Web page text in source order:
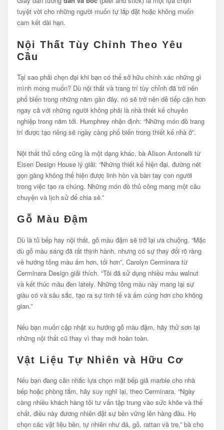
tuyệt vời cho những người muốn tự lắp đặt hoặc không muốn
cam kết dài hạn.
Nội Thất Tùy Chỉnh Theo Yêu
Cầu
Tại sao phải chọn đại khi bạn có thể sở hữu chính xác những gì
mình mong muốn? Dù nội thất và trang trí tùy chỉnh đã trở nên
phổ biến trong những năm gần đây, nó sẽ trở nên dễ tiếp cận hơn
ngay cả với những người không phải là nhà thiết kế chuyên
nghiệp trong năm tới. Humphrey nhận định: “Những món đồ trang
trí được tạo riêng sẽ ngày càng phổ biến trong thiết kế nhà ở”.
Nội thất thủ công cũng là một dạng khác, bà Alison Antonelli từ
Eisen Design House lý giải: “Những thiết kế hiện đại, đường nét
gọn gàng không thể hiện được linh hồn và bàn tay con người
trong việc tạo ra chúng. Những món đồ thủ công mang một câu
chuyện và lịch sử để chia sẻ.”
Gỗ Màu Đậm
Dù là tủ bếp hay nội thất, gỗ màu đậm sẽ trở lại ưa chuộng. “Mặc
dù gỗ màu sáng đã rất thịnh hành, nhưng có sự thay đổi rõ ràng
về hướng tông màu ấm hơn, tối hơn”, Carolyn Cerminara từ
Cerminara Design giải thích. “Tôi đã sử dụng nhiều màu walnut
và kết thúc màu đen lately. Những tông màu này mang lại sự
giàu có và sâu sắc, tạo ra sự tinh tế và ấm cúng hơn cho không
gian.”
Nếu bạn muốn cập nhật xu hướng gỗ màu đậm, hãy thử sơn lại
những nội thất cũ thay vì thay mới hoàn toàn.
Vật Liệu Tự Nhiên và Hữu Cơ
Nếu bạn đang cân nhắc lựa chọn mặt bếp giả marble cho nhà
bếp hoặc phòng tắm, hãy suy nghĩ lại, theo Cerminara. “Ngày
càng nhiều khách hàng tôi tư vấn tập trung vào sức khỏe và thể
chất, điều này đương nhiên đặt sự bền vững lên hàng đầu. Họ
chọn các vật liệu bền, tự nhiên như đá, gỗ, rattan và tre,” bà cho